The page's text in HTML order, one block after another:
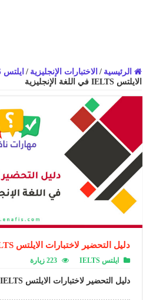
الرئيسية / الاختبارات الإنجليزية / ايلتس IELTS
الايلتس IELTS في اللغة الإنجليزية
دليل التحضير لاختبارات الايلتس IELTS في اللغة الإنجليزية
ايلتس IELTS 223 زيارة
دليل التحضير لاختبارات الايلتس IELTS في اللغة الإنجليزية ..